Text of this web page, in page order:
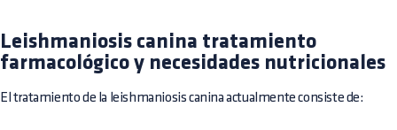
Leishmaniosis canina tratamiento
farmacológico y necesidades nutricionales
El tratamiento de la leishmaniosis canina actualmente consiste de: